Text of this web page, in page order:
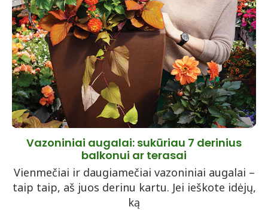
Vazoniniai augalai: sukūriau 7 derinius
balkonui ar terasai
Vienmečiai ir daugiamečiai vazoniniai augalai –
taip taip, aš juos derinu kartu. Jei ieškote idėjų,
ką